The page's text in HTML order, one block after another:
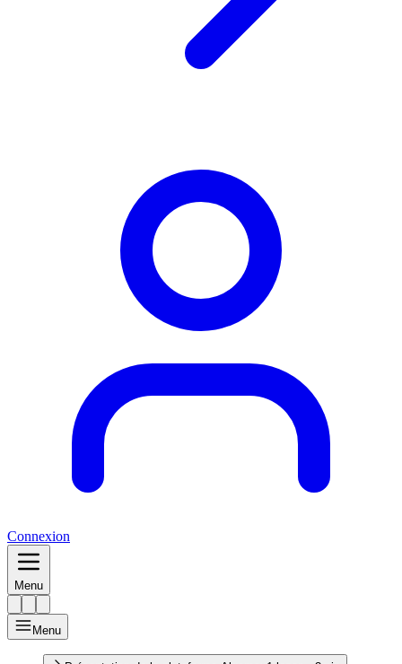
Connexion
Menu
Menu